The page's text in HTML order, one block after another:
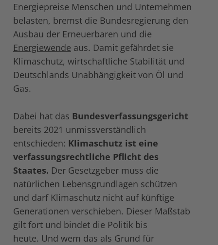
Energiepreise Menschen und Unternehmen
belasten, bremst die Bundesregierung den
Ausbau der Erneuerbaren und die
Energiewende aus. Damit gefährdet sie
Klimaschutz, wirtschaftliche Stabilität und
Deutschlands Unabhängigkeit von Öl und
Gas.
Dabei hat das Bundesverfassungsgericht
bereits 2021 unmissverständlich
entschieden: Klimaschutz ist eine
verfassungsrechtliche Pflicht des
Staates. Der Gesetzgeber muss die
natürlichen Lebensgrundlagen schützen
und darf Klimaschutz nicht auf künftige
Generationen verschieben. Dieser Maßstab
gilt fort und bindet die Politik bis
heute. Und wem das als Grund für